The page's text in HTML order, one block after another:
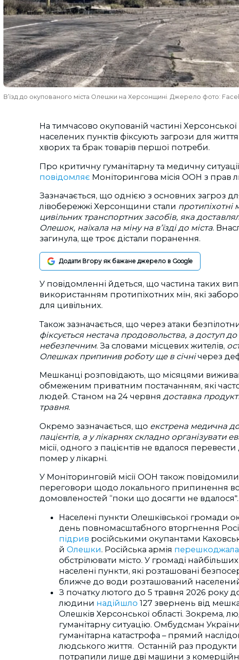
В’їзд до окупованого міста Олешки на Херсонщині. Джерело фото:
На тимчасово окупованій частині Херсонської
населених пунктів фіксують загрози для
хворих та брак товарів першої потреби.
Про критичну гуманітарну та медичну
повідомляє Моніторингова місія ООН з прав
Зазначається, що однією з основних загроз
лівобережжі Херсонщини стали протипіхотні
цивільних транспортних засобів, яка
Олешок, наїхала на міну на в’їзді до міста.
загинула, ще троє дістали поранення.
Додати Вгору як бажане джерело в Google
У повідомленні йдеться, що частина таких
використанням протипіхотних мін, які
для цивільних.
Також зазначається, що через атаки
фіксується нестача продовольства, а доступ
небезпечним. За словами місцевих жителів,
Олешках припинив роботу ще в січнічерез
Мешканці розповідають, що місяцями
обмеженим приватним постачанням, які
людей. Станом на 24 червня доставка
травня.
Окремо зазначається, що екстрена медична
пацієнтів, а у лікарнях складно організувати
місії, одного з пацієнтів не вдалося
помер у лікарні.
У Моніторинговій місії ООН також
переговори щодо локального припинення
домовленостей “поки що досягти не вдалося".
Населені пункти Олешківської громади
день повномасштабного вторгнення
підрив російськими окупантами
й Олешки. Російська армія перешкоджала
обстрілювати місто. У громаді
населені пункти, які розташовані
ближче до води розташований
З початку лютого до 5 травня 2026 року
людини надійшло 127 звернень від
Олешків Херсонської області. Зокрема,
гуманітарну ситуацію. Омбудсман
гуманітарна катастрофа – прямий
людського життя. Останній раз продукти
потрапили лише дві машини з